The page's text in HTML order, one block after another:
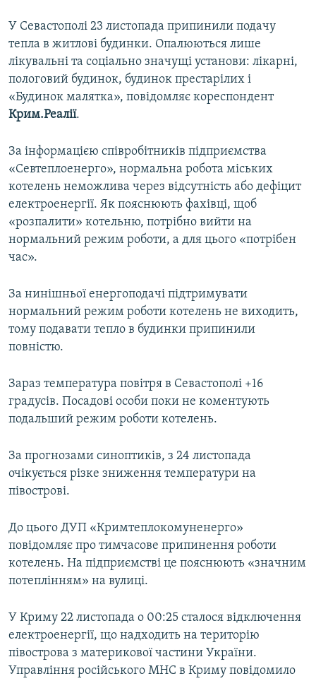
Усі сайти RFE/RL
У Севастополі 23 листопада припинили подачу
тепла в житлові будинки. Опалюються лише
лікувальні та соціально значущі установи: лікарні,
пологовий будинок, будинок престарілих і
«Будинок малятка», повідомляє кореспондент
Крим.Реалії.
За інформацією співробітників підприємства
«Севтеплоенерго», нормальна робота міських
котелень неможлива через відсутність або дефіцит
електроенергії. Як пояснюють фахівці, щоб
«розпалити» котельню, потрібно вийти на
нормальний режим роботи, а для цього «потрібен
час».
За нинішньої енергоподачі підтримувати
нормальний режим роботи котелень не виходить,
тому подавати тепло в будинки припинили
повністю.
Зараз температура повітря в Севастополі +16
градусів. Посадові особи поки не коментують
подальший режим роботи котелень.
За прогнозами синоптиків, з 24 листопада
очікується різке зниження температури на
півострові.
До цього ДУП «Кримтеплокомуненерго»
повідомляє про тимчасове припинення роботи
котелень. На підприємстві це пояснюють «значним
потеплінням» на вулиці.
У Криму 22 листопада о 00:25 сталося відключення
електроенергії, що надходить на територію
півострова з материкової частини України.
Управління російського МНС в Криму повідомило